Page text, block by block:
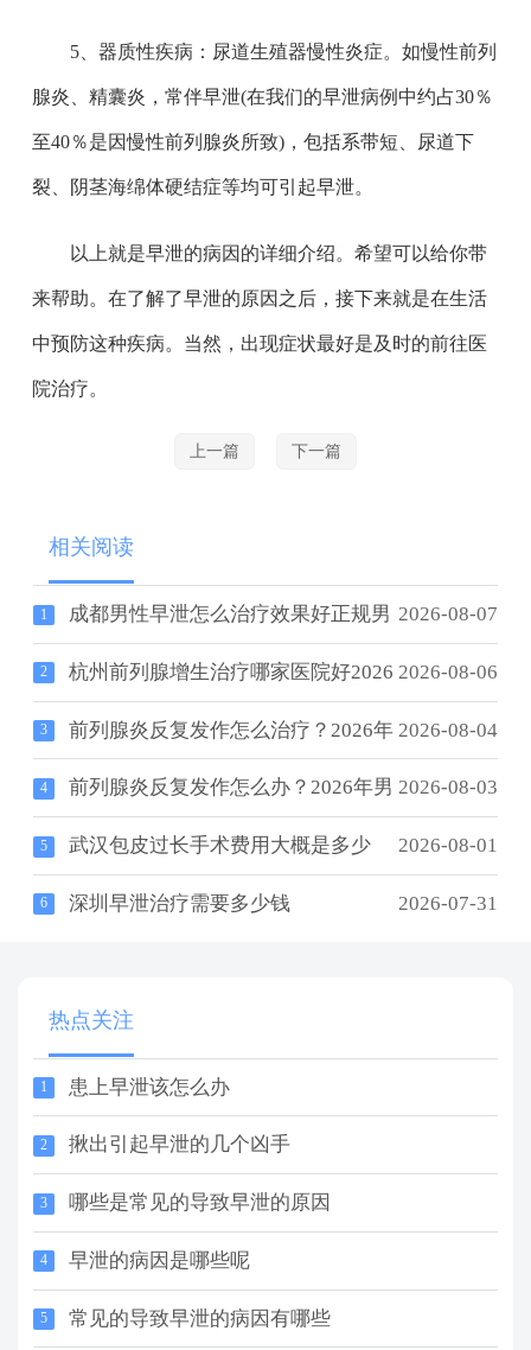
5、器质性疾病：尿道生殖器慢性炎症。如慢性前列
腺炎、精囊炎，常伴早泄(在我们的早泄病例中约占30％
至40％是因慢性前列腺炎所致)，包括系带短、尿道下
裂、阴茎海绵体硬结症等均可引起早泄。
以上就是早泄的病因的详细介绍。希望可以给你带
来帮助。在了解了早泄的原因之后，接下来就是在生活
中预防这种疾病。当然，出现症状最好是及时的前往医
院治疗。
上一篇 下一篇
相关阅读
1 成都男性早泄怎么治疗效果好正规男 2026-08-07
2 杭州前列腺增生治疗哪家医院好2026 2026-08-06
3 前列腺炎反复发作怎么治疗？2026年 2026-08-04
4 前列腺炎反复发作怎么办？2026年男 2026-08-03
5 武汉包皮过长手术费用大概是多少 2026-08-01
6 深圳早泄治疗需要多少钱 2026-07-31
热点关注
1 患上早泄该怎么办
2 揪出引起早泄的几个凶手
3 哪些是常见的导致早泄的原因
4 早泄的病因是哪些呢
5 常见的导致早泄的病因有哪些